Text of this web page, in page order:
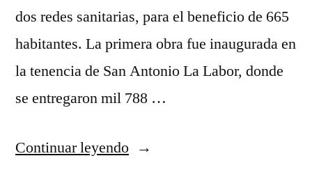
dos redes sanitarias, para el beneficio de 665
habitantes. La primera obra fue inaugurada en
la tenencia de San Antonio La Labor, donde
se entregaron mil 788 …
Continuar leyendo“Entrega